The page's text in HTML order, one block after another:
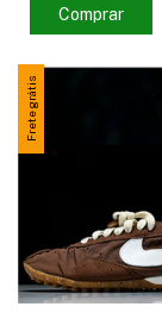
Comprar
Frete grátis